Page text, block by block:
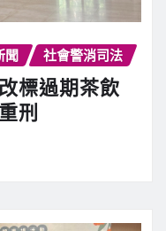
聞 社會警消司法
標過期茶飲
刑